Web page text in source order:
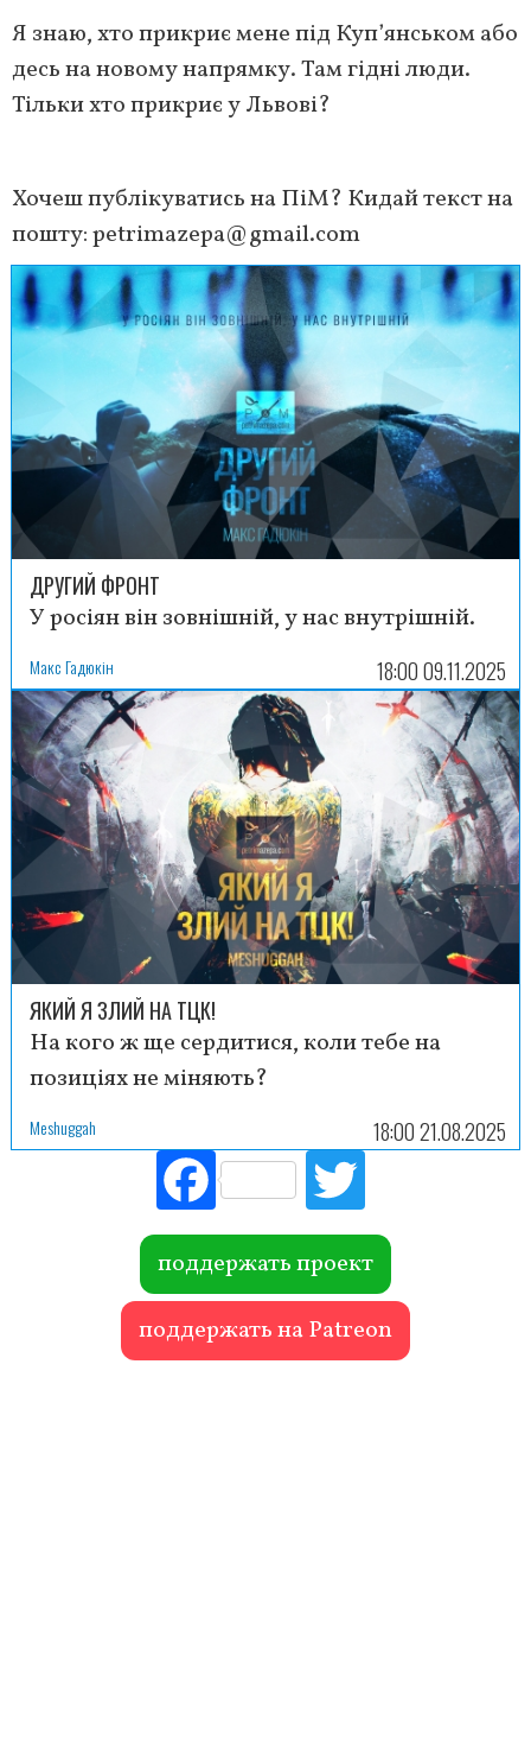
Я знаю, хто прикриє мене під Куп’янськом або
десь на новому напрямку. Там гідні люди.
Тільки хто прикриє у Львові?
Хочеш публікуватись на ПіМ? Кидай текст на
пошту:petrimazepa@gmail.com
ДРУГИЙ ФРОНТ
У росіян він зовнішній, у нас внутрішній.
Макс Гадюкін 18:00 09.11.2025
ЯКИЙ Я ЗЛИЙ НА ТЦК!
На кого ж ще сердитися, коли тебе на
позиціях не міняють?
Meshuggah 18:00 21.08.2025
Fac
ebo
ok r
поддержать проект
поддержать на Patreon